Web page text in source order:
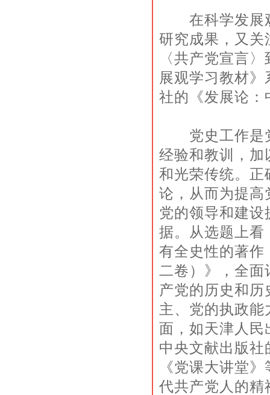
在科学发展观
研究成果，又关
〈共产党宣言
展观学习教材
社的《发展论：
党史工作是党
经验和教训，加
和光荣传统。正
论，从而为提高
党的领导和建
据。从选题上看
有全史性的著作
二卷）》，全
产党的历史和
主、党的执政
面，如天津人
中央文献出版
《党课大讲堂
代共产党人的精